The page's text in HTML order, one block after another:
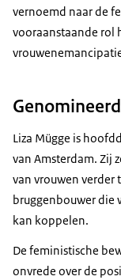
vernoemd naar de
vooraanstaande rol
Liza Mügge is
van Amsterdam. Zij
van vrouwen verder
bruggenbouwer die
kan koppelen.
De feministische
onvrede over de